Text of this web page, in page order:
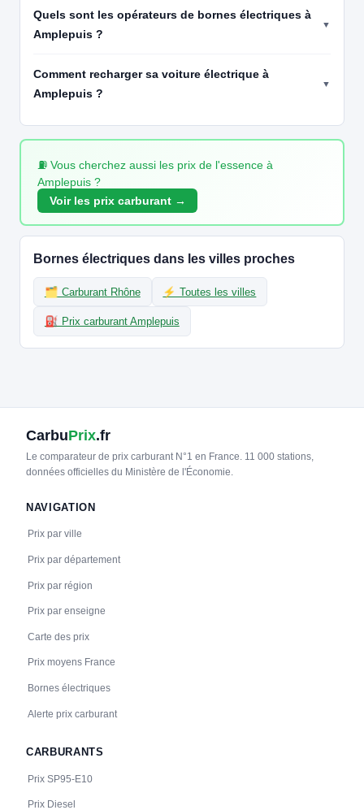
Quels sont les opérateurs de bornes électriques à
Amplepuis ?
Comment recharger sa voiture électrique à
Amplepuis ?
⛽ Vous cherchez aussi les prix de l'essence à
Amplepuis ?
Voir les prix carburant →
Bornes électriques dans les villes proches
🗂️ Carburant Rhône ⚡ Toutes les villes
⛽ Prix carburant Amplepuis
CarbuPrix.fr
Le comparateur de prix carburant N°1 en France. 11 000 stations,
données officielles du Ministère de l'Économie.
NAVIGATION
Prix par ville
Prix par département
Prix par région
Prix par enseigne
Carte des prix
Prix moyens France
Bornes électriques
Alerte prix carburant
CARBURANTS
Prix SP95-E10
Prix Diesel